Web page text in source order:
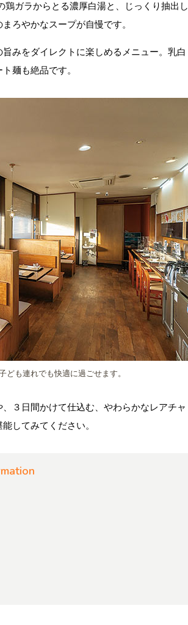
ガラからとる濃厚白湯と、じっくり抽出し
ろやかなスープが自慢です。
みをダイレクトに楽しめるメニュー。乳白
麺も絶品です。
ども連れでも快適に過ごせます。
３日間かけて仕込む、やわらかなレアチャ
してみてください。